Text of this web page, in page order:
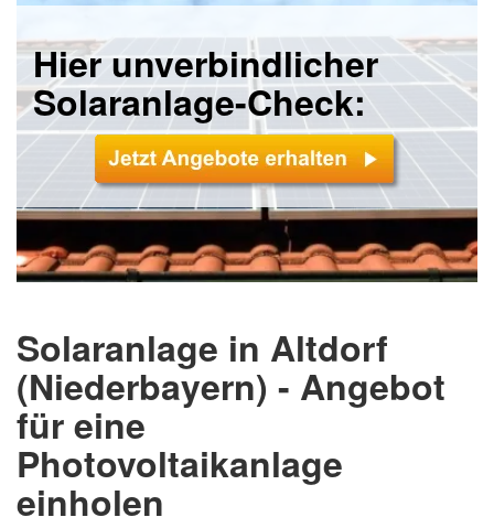
Hier unverbindlicher
Solaranlage-Check:
Solaranlage in Altdorf
(Niederbayern) - Angebot
für eine
Photovoltaikanlage
einholen